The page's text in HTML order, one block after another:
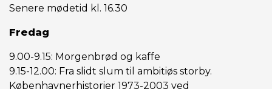
Senere mødetid kl. 16.30
Fredag
9.00-9.15: Morgenbrød og kaffe
9.15-12.00: Fra slidt slum til ambitiøs storby.
Københavnerhistorier 1973-2003 ved